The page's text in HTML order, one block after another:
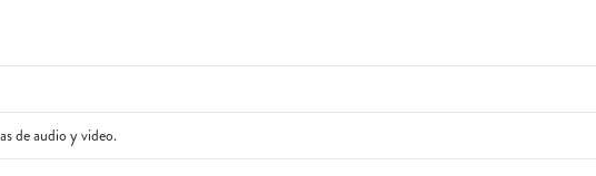
de audio y video.